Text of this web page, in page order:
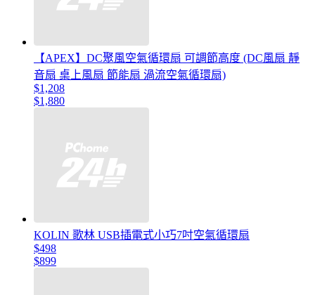
【APEX】DC聚風空氣循環扇 可調節高度 (DC風扇 靜
音扇 桌上風扇 節能扇 渦流空氣循環扇)
$1,208
$1,880
KOLIN 歌林 USB插電式小巧7吋空氣循環扇
$498
$899